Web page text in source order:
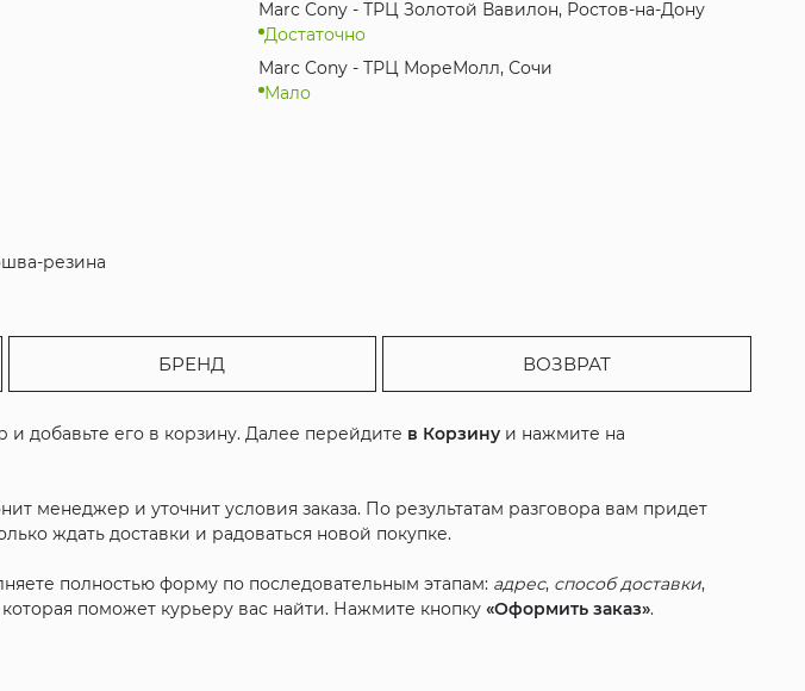
Marc Cony - ТРЦ Золотой Вавилон, Ростов-на-Дону
Достаточно
Marc Cony - ТРЦ МореМолл, Сочи
Мало
резина
БРЕНД ВОЗВРАТ
добавьте его в корзину. Далее перейдите в Корзину и нажмите на
менеджер и уточнит условия заказа. По результатам разговора вам придет
ждать доставки и радоваться новой покупке.
полностью форму по последовательным этапам: адрес, способ доставки,
поможет курьеру вас найти. Нажмите кнопку«Оформить заказ».